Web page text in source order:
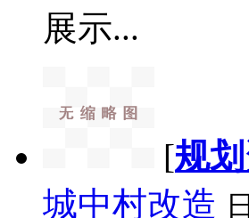
展示...
[规
城中村改造